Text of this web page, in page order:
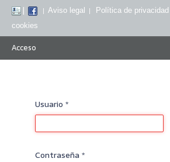
| | Aviso legal | Política de privacidad
cookies
Acceso
Usuario *
Contraseña *